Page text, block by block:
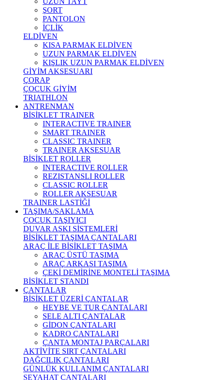
ŞORT
PANTOLON
İÇLİK
ELDİVEN
KISA PARMAK ELDİVEN
UZUN PARMAK ELDİVEN
KIŞLIK UZUN PARMAK ELDİVEN
GİYİM AKSESUARI
ÇORAP
ÇOCUK GİYİM
TRIATHLON
ANTRENMAN
BİSİKLET TRAINER
INTERACTIVE TRAINER
SMART TRAINER
CLASSIC TRAINER
TRAINER AKSESUAR
BİSİKLET ROLLER
INTERACTIVE ROLLER
REZISTANSLI ROLLER
CLASSIC ROLLER
ROLLER AKSESUAR
TRAINER LASTİĞİ
TAŞIMA/SAKLAMA
ÇOCUK TAŞIYICI
DUVAR ASKI SİSTEMLERİ
BİSİKLET TAŞIMA ÇANTALARI
ARAÇ İLE BİSİKLET TAŞIMA
ARAÇ ÜSTÜ TAŞIMA
ARAÇ ARKASI TAŞIMA
ÇEKİ DEMİRİNE MONTELİ TAŞIMA
BİSİKLET STANDI
ÇANTALAR
BİSİKLET ÜZERİ ÇANTALAR
HEYBE VE TUR ÇANTALARI
SELE ALTI ÇANTALAR
GİDON ÇANTALARI
KADRO ÇANTALARI
ÇANTA MONTAJ PARÇALARI
AKTİVİTE SIRT ÇANTALARI
DAĞCILIK ÇANTALARI
GÜNLÜK KULLANIM ÇANTALARI
SEYAHAT ÇANTALARI